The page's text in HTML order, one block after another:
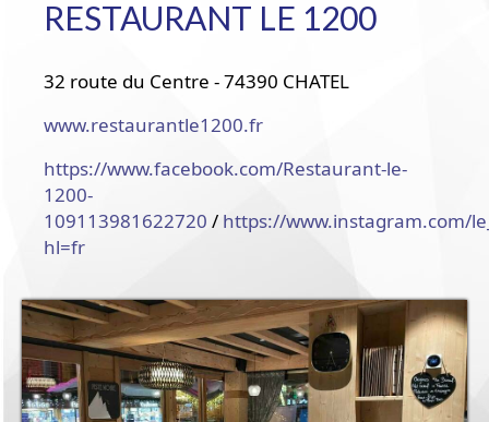
RESTAURANT LE 1200
32 route du Centre - 74390 CHATEL
www.restaurantle1200.fr
https://www.facebook.com/Restaurant-le-
1200-
109113981622720 / https://www.instagram.com/
hl=fr